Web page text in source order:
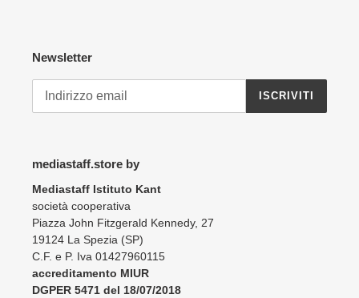
Newsletter
ISCRIVITI
mediastaff.store by
Mediastaff Istituto Kant
società cooperativa
Piazza John Fitzgerald Kennedy, 27
19124 La Spezia (SP)
C.F. e P. Iva 01427960115
accreditamento MIUR
DGPER 5471 del 18/07/2018